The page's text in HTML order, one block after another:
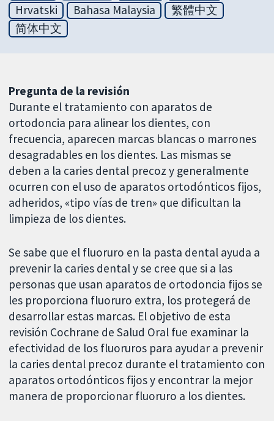
Hrvatski
Bahasa Malaysia
繁體中文
简体中文
Pregunta de la revisión
Durante el tratamiento con aparatos de
ortodoncia para alinear los dientes, con
frecuencia, aparecen marcas blancas o marrones
desagradables en los dientes. Las mismas se
deben a la caries dental precoz y generalmente
ocurren con el uso de aparatos ortodónticos fijos,
adheridos, «tipo vías de tren» que dificultan la
limpieza de los dientes.
Se sabe que el fluoruro en la pasta dental ayuda a
prevenir la caries dental y se cree que si a las
personas que usan aparatos de ortodoncia fijos se
les proporciona fluoruro extra, los protegerá de
desarrollar estas marcas. El objetivo de esta
revisión Cochrane de Salud Oral fue examinar la
efectividad de los fluoruros para ayudar a prevenir
la caries dental precoz durante el tratamiento con
aparatos ortodónticos fijos y encontrar la mejor
manera de proporcionar fluoruro a los dientes.